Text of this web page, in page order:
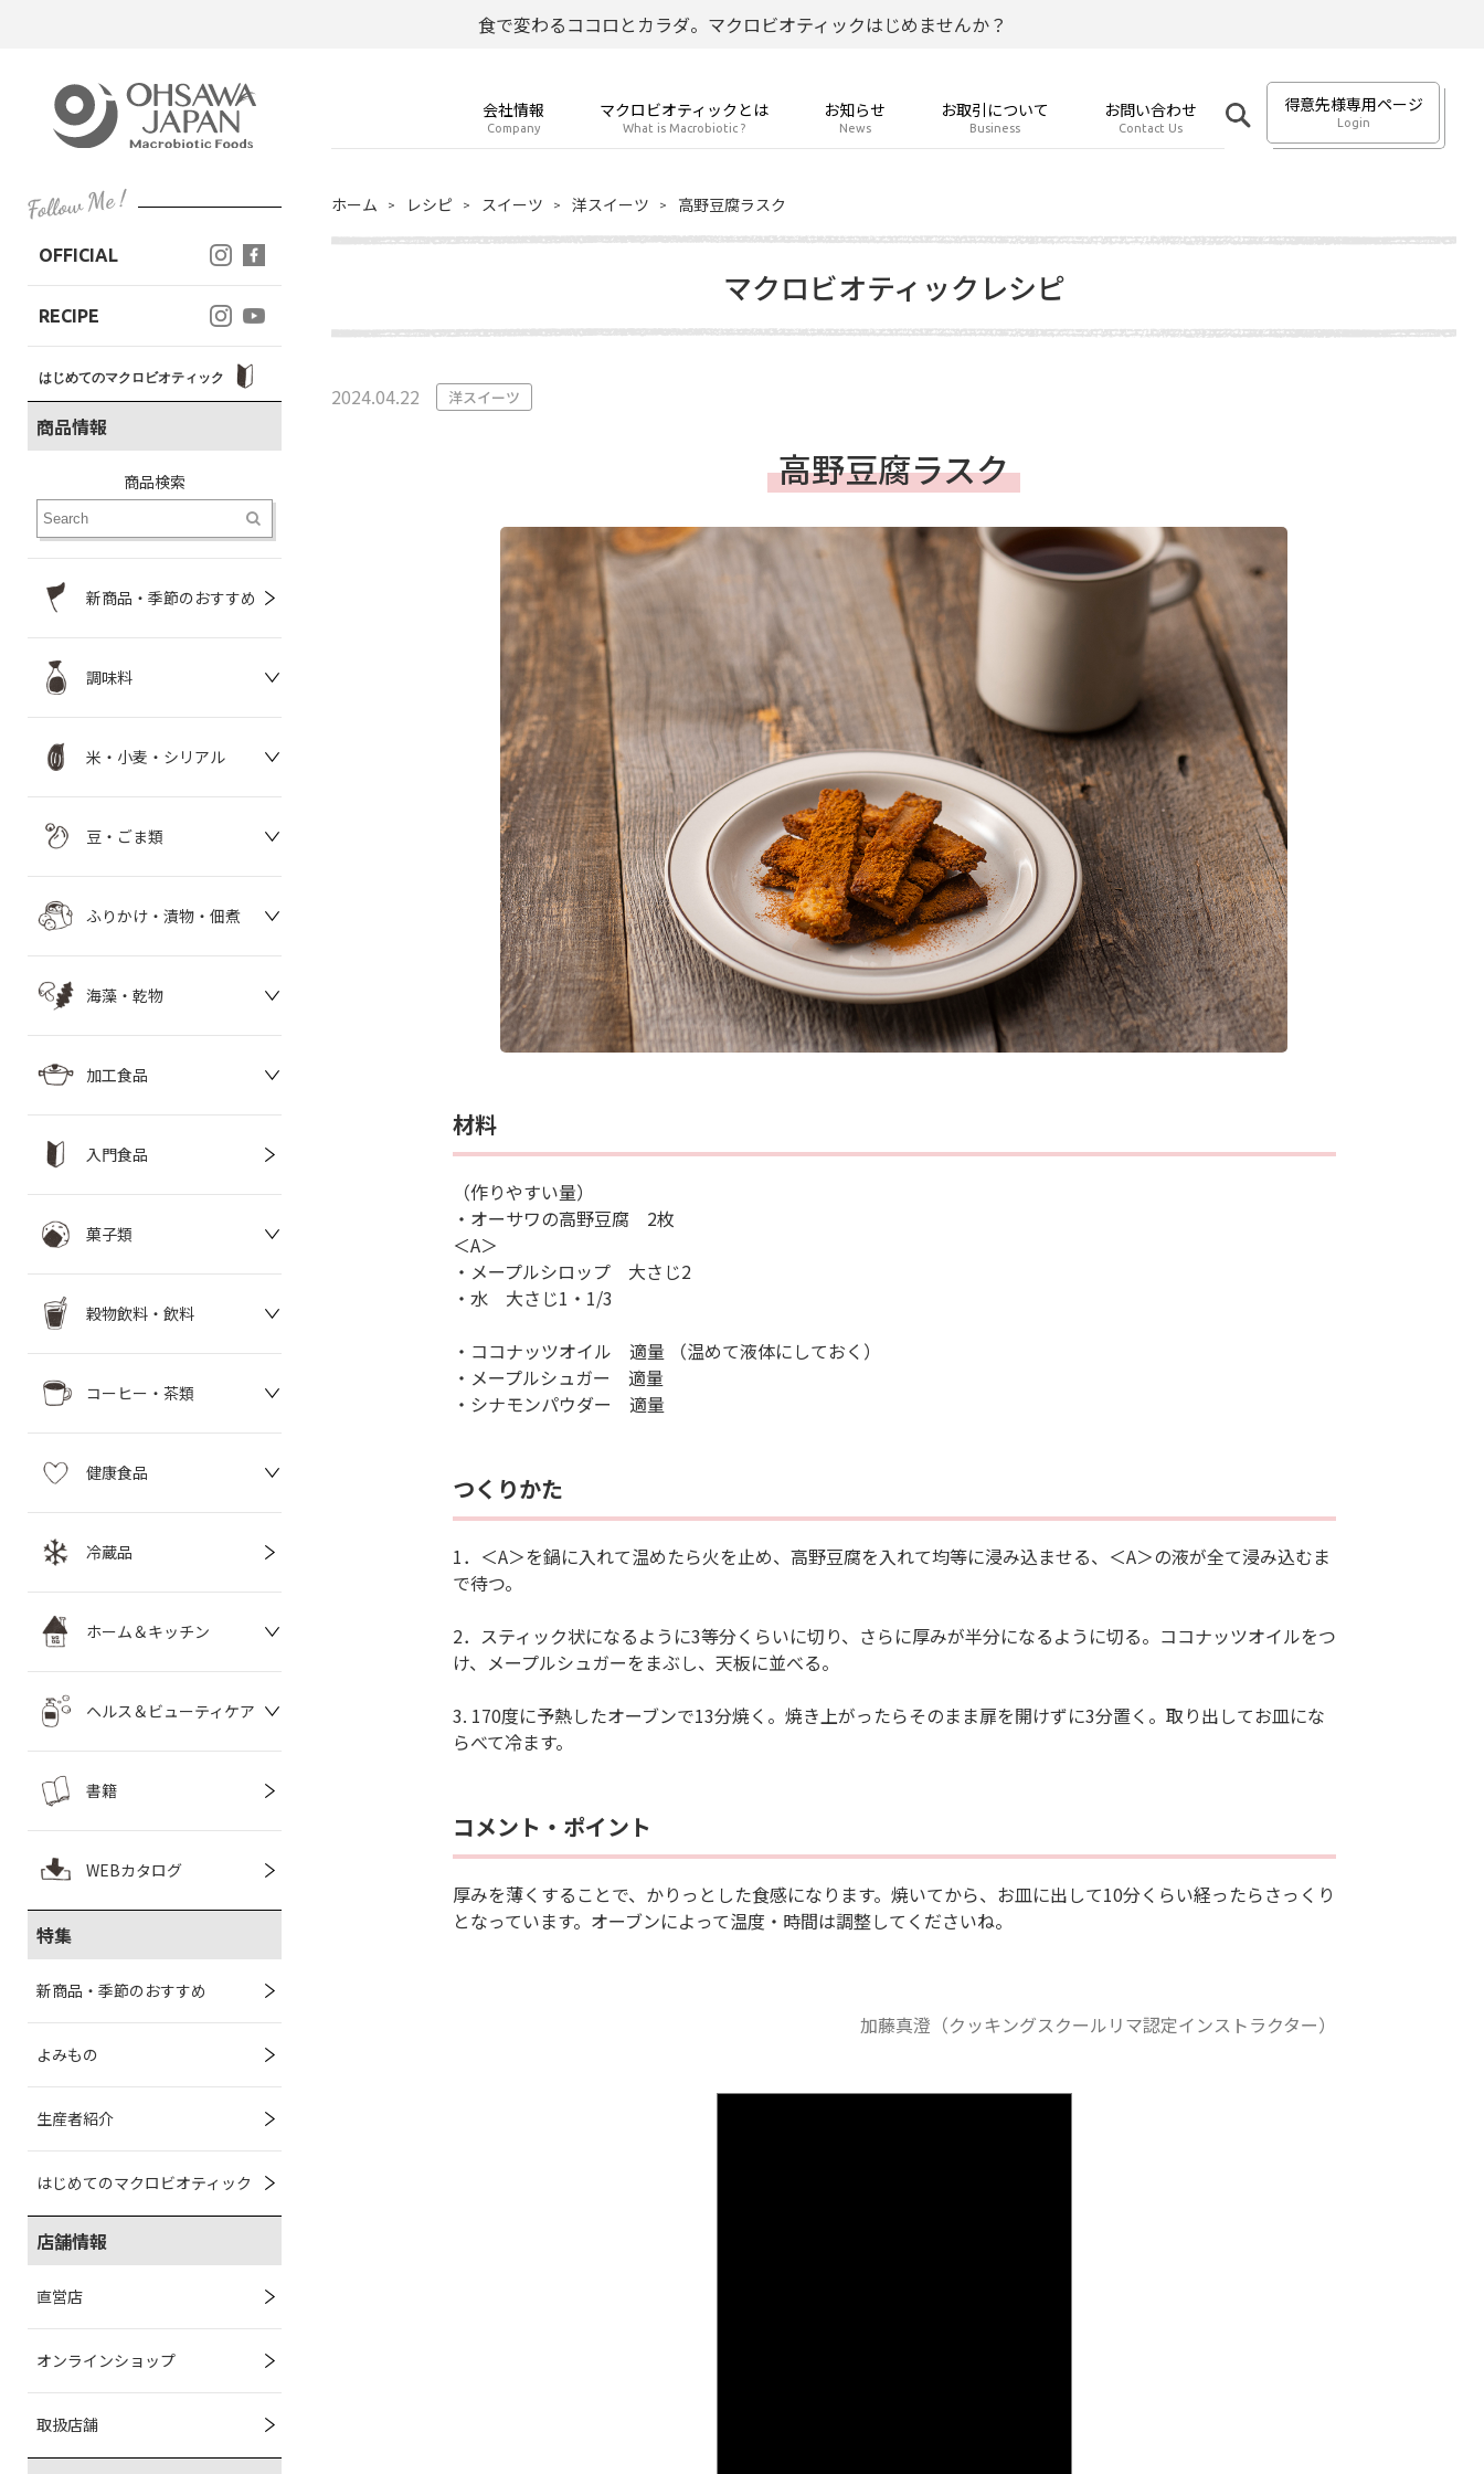
食で変わるココロとカラダ。マクロビオティックはじめませんか？
会社情報
Company
マクロビオティックとは
What is Macrobiotic ?
お知らせ
News
お取引について
Business
お問い合わせ
Contact Us
得意先様専用ページ
Login
OFFICIAL
RECIPE
はじめてのマクロビオティック
商品情報
商品検索
新商品・季節のおすすめ
調味料
米・小麦・シリアル
豆・ごま類
ふりかけ・漬物・佃煮
海藻・乾物
加工食品
入門食品
菓子類
穀物飲料・飲料
コーヒー・茶類
健康食品
冷蔵品
ホーム＆キッチン
ヘルス＆ビューティケア
書籍
WEBカタログ
特集
新商品・季節のおすすめ
よみもの
生産者紹介
はじめてのマクロビオティック
店舗情報
直営店
オンラインショップ
取扱店舗
ホーム レシピ スイーツ 洋スイーツ 高野豆腐ラスク
マクロビオティックレシピ
2024.04.22 洋スイーツ
高野豆腐ラスク
材料
（作りやすい量）
・オーサワの高野豆腐 2枚
＜A＞
・メープルシロップ 大さじ2
・水 大さじ1・1/3
・ココナッツオイル 適量 （温めて液体にしておく）
・メープルシュガー 適量
・シナモンパウダー 適量
つくりかた
1．＜A＞を鍋に入れて温めたら火を止め、高野豆腐を入れて均等に浸み込ませる、＜A＞の液が全て浸み込むま
で待つ。
2．スティック状になるように3等分くらいに切り、さらに厚みが半分になるように切る。ココナッツオイルをつ
け、メープルシュガーをまぶし、天板に並べる。
3. 170度に予熱したオーブンで13分焼く。焼き上がったらそのまま扉を開けずに3分置く。取り出してお皿にな
らべて冷ます。
コメント・ポイント
厚みを薄くすることで、かりっとした食感になります。焼いてから、お皿に出して10分くらい経ったらさっくり
となっています。オーブンによって温度・時間は調整してくださいね。
加藤真澄（クッキングスクールリマ認定インストラクター）